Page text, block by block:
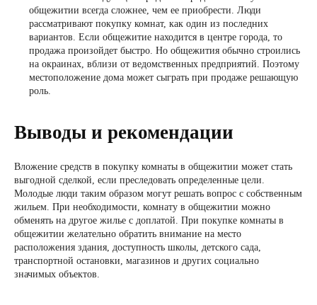
общежитии всегда сложнее, чем ее приобрести. Люди
рассматривают покупку комнат, как один из последних
вариантов. Если общежитие находится в центре города, то
продажа произойдет быстро. Но общежития обычно строились
на окраинах, вблизи от ведомственных предприятий. Поэтому
местоположение дома может сыграть при продаже решающую
роль.
Выводы и рекомендации
Вложение средств в покупку комнаты в общежитии может стать
выгодной сделкой, если преследовать определенные цели.
Молодые люди таким образом могут решать вопрос с собственным
жильем. При необходимости, комнату в общежитии можно
обменять на другое жилье с доплатой. При покупке комнаты в
общежитии желательно обратить внимание на место
расположения здания, доступность школы, детского сада,
транспортной остановки, магазинов и других социально
значимых объектов.